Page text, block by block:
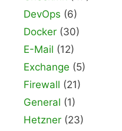
DevOps (6)
Docker (30)
E-Mail (12)
Exchange (5)
Firewall (21)
General (1)
Hetzner (23)